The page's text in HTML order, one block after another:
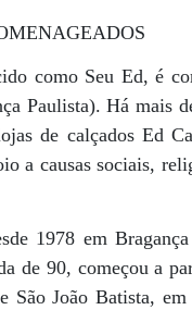
como Seu Ed, é
Paulista). Há mais
de calçados Ed
a causas sociais,
1978 em
de 90, começou a
João Batista, em